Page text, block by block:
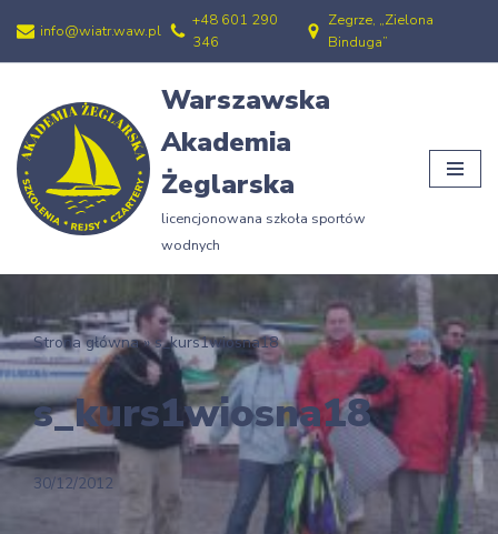
Przejdź
treści
info@wiatr.waw.pl
+48 601 290
346
Zegrze, „Zielona
Binduga”
Warszawska
Akademia
Żeglarska
licencjonowana szkoła sportów
wodnych
Strona główna»s_kurs1wiosna18
s_kurs1wiosna18
30/12/2012